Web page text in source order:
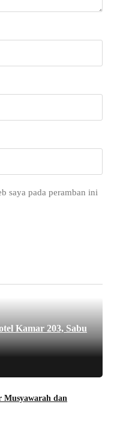
saya pada peramban ini
Kamar 203, Sabu
Musyawarah dan